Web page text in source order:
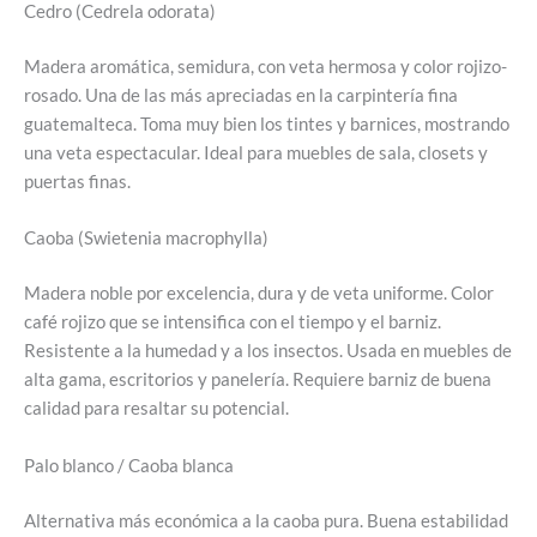
Cedro (Cedrela odorata)
Madera aromática, semidura, con veta hermosa y color rojizo-
rosado. Una de las más apreciadas en la carpintería fina
guatemalteca. Toma muy bien los tintes y barnices, mostrando
una veta espectacular. Ideal para muebles de sala, closets y
puertas finas.
Caoba (Swietenia macrophylla)
Madera noble por excelencia, dura y de veta uniforme. Color
café rojizo que se intensifica con el tiempo y el barniz.
Resistente a la humedad y a los insectos. Usada en muebles de
alta gama, escritorios y panelería. Requiere barniz de buena
calidad para resaltar su potencial.
Palo blanco / Caoba blanca
Alternativa más económica a la caoba pura. Buena estabilidad